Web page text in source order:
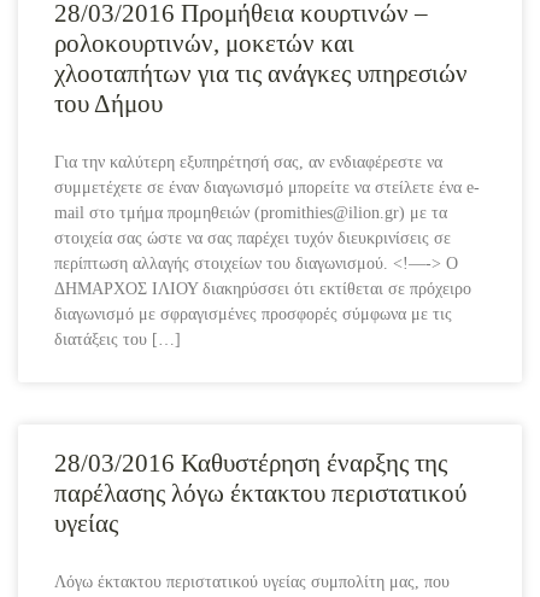
28/03/2016 Προμήθεια κουρτινών –
ρολοκουρτινών, μοκετών και
χλοοταπήτων για τις ανάγκες υπηρεσιών
του Δήμου
Για την καλύτερη εξυπηρέτησή σας, αν ενδιαφέρεστε να
συμμετέχετε σε έναν διαγωνισμό μπορείτε να στείλετε ένα e-
mail στο τμήμα προμηθειών (promithies@ilion.gr) με τα
στοιχεία σας ώστε να σας παρέχει τυχόν διευκρινίσεις σε
περίπτωση αλλαγής στοιχείων του διαγωνισμού. <!—-> O
ΔΗΜΑΡΧΟΣ ΙΛΙΟΥ διακηρύσσει ότι εκτίθεται σε πρόχειρο
διαγωνισμό με σφραγισμένες προσφορές σύμφωνα με τις
διατάξεις του […]
28/03/2016 Καθυστέρηση έναρξης της
παρέλασης λόγω έκτακτου περιστατικού
υγείας
Λόγω έκτακτου περιστατικού υγείας συμπολίτη μας, που